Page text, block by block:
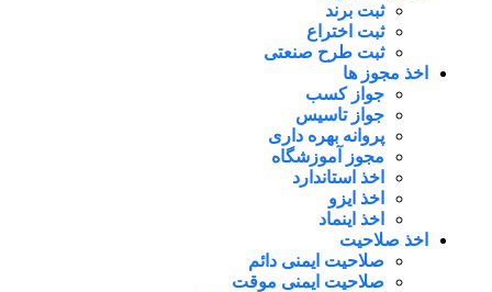
ثبت برند
ثبت اختراع
ثبت طرح صنعتی
اخذ مجوز ها
جواز کسب
جواز تاسیس
پروانه بهره داری
مجوز آموزشگاه
اخذ استاندارد
اخذ ایزو
اخذ اینماد
اخذ صلاحیت
صلاحیت ایمنی دائم
صلاحیت ایمنی موقت